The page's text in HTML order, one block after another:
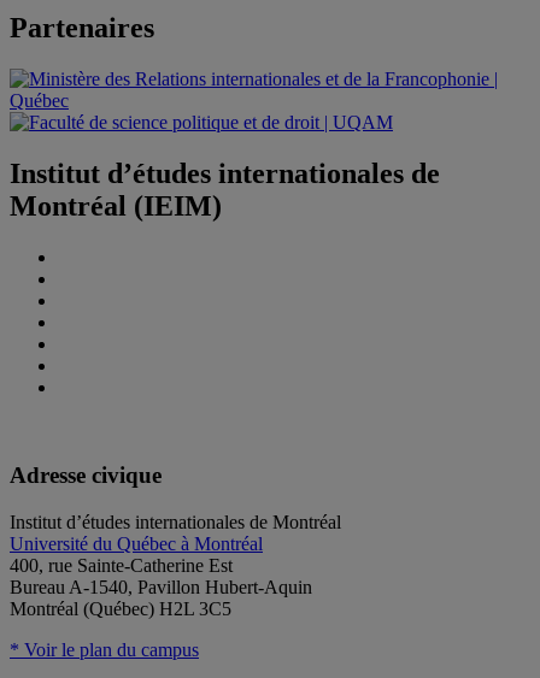
Partenaires
Institut d’études internationales de
Montréal (IEIM)
Adresse civique
Institut d’études internationales de Montréal
Université du Québec à Montréal
400, rue Sainte-Catherine Est
Bureau A-1540, Pavillon Hubert-Aquin
Montréal (Québec) H2L 3C5
* Voir le plan du campus